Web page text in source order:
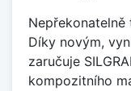
Díky novým,
zaručuje
kompozitního